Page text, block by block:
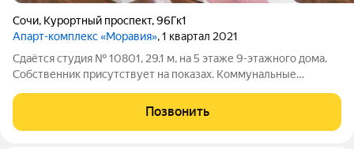
Сочи, Курортный проспект,96Гк1
Апарт-комплекс «Моравия», 1 квартал 2021
Сдаётся студия № 10801, 29.1 м, на 5 этаже 9-этажного дома.
Собственник присутствует на показах. Коммунальные
отдельно. По условиям проживания: можно с детьми, можно с
питомцами. Срок минимальной
Позвонить